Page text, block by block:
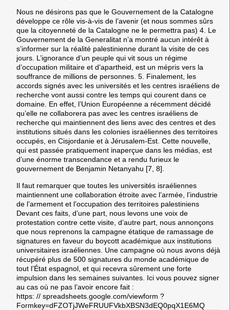
Nous ne désirons pas que le Gouvernement de la Catalogne
développe ce rôle vis-à-vis de l’avenir (et nous sommes sûrs
que la citoyenneté de la Catalogne ne le permettra pas) 4. Le
Gouvernement de la Generalitat n’a montré aucun intérêt à
s’informer sur la réalité palestinienne durant la visite de ces
jours. L’ignorance d’un peuple qui vit sous un régime
d’occupation militaire et d’apartheid, est un mépris vers la
souffrance de millions de personnes. 5. Finalement, les
accords signés avec les universités et les centres israéliens de
recherche vont aussi contre les temps qui courent dans ce
domaine. En effet, l’Union Européenne a récemment décidé
qu’elle ne collaborera pas avec les centres israéliens de
recherche qui maintiennent des liens avec des centres et des
institutions situés dans les colonies israéliennes des territoires
occupés, en Cisjordanie et à Jérusalem-Est. Cette nouvelle,
qui est passée pratiquement inaperçue dans les médias, est
d’une énorme transcendance et a rendu furieux le
gouvernement de Benjamin Netanyahu [7, 8].
Il faut remarquer que toutes les universités israéliennes
maintiennent une collaboration étroite avec l’armée, l’industrie
de l’armement et l’occupation des territoires palestiniens
Devant ces faits, d’une part, nous levons une voix de
protestation contre cette visite, d’autre part, nous annonçons
que nous reprenons la campagne étatique de ramassage de
signatures en faveur du boycott académique aux institutions
universitaires israéliennes. Une campagne où nous avons déjà
récupéré plus de 500 signatures du monde académique de
tout l’État espagnol, et qui recevra sûrement une forte
impulsion dans les semaines suivantes. Ici vous pouvez signer
au cas où ne pas l’avoir encore fait :
https: // spreadsheets.google.com/viewform ?
Formkey=dFZOTjJWeFRUUFVkbXBSN3dEQ0pqX1E6MQ